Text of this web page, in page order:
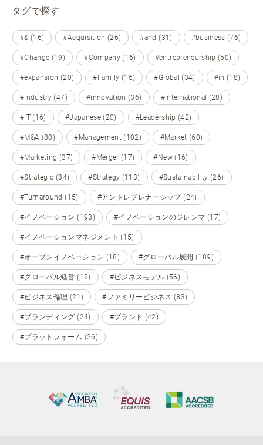
タグで探す
#& (16) #Acquisition (26) #and (31) #business (76)
#Change (19) #Company (16) #entrepreneurship (50)
#expansion (20) #Family (16) #Global (34) #in (18)
#industry (47) #innovation (36) #international (28)
#IT (16) #Japanese (20) #Leadership (42)
#M&A (80) #Management (102) #Market (60)
#Marketing (37) #Merger (17) #New (16)
#Strategic (34) #Strategy (113) #Sustainability (26)
#Turnaround (15) #アントレプレナーシップ (24)
#イノベーション (193) #イノベーションのジレンマ (17)
#イノベーションマネジメント (15)
#オープンイノベーション (18) #グローバル展開 (189)
#グローバル経営 (18) #ビジネスモデル (56)
#ビジネス倫理 (21) #ファミリービジネス (83)
#ブランディング (24) #ブランド (42)
#プラットフォーム (26)